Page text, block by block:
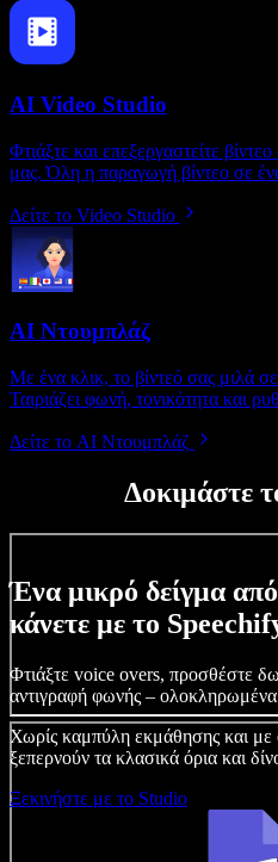
AI Video Studio
Φτιάξτε και επεξεργαστείτε
μας. Όλη η παραγωγή βίντεο σε
Δείτε το Video Studio
AI Ντουμπλάζ
Με ένα κλικ, το βίντεό σας μιλά
Ταιριάζει φωνή, τονικότητα και
Δείτε το AI Ντουμπλάζ
Δοκιμάστε
Ένα μικρό δείγμα
κάνετε με το
Φτιάξτε voice overs, προσθέστε
αντιγραφή φωνής –
Χωρίς καμπύλη εκμάθησης και με
ξεπερνούν τα κλασικά όρια και
Ξεκινήστε με το Studio